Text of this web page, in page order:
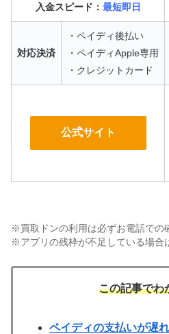
入金スピード： 最短即日
対応決済
・ペイディ後払い
・ペイディApple専用
・クレジットカード
公式サイト
※買取ドンの利用は必ずお電話での
※アプリの残枠が不足している場合
この記事でわ
ペイディの支払いが遅